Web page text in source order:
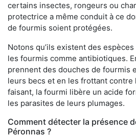
certains insectes, rongeurs ou
protectrice a même conduit à ce
de fourmis soient protégées.
Notons qu’ils existent des
les fourmis comme antibiotiques.
prennent des douches de fourmis
leurs becs et en les frottant contre
faisant, la fourmi libère un acide
les parasites de leurs plumages.
Comment détecter la présence
Péronnas ?